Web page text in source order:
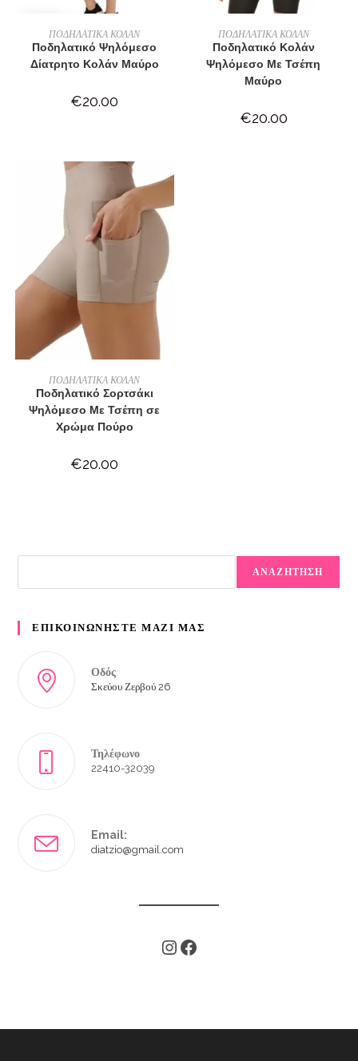
ΕΠΙΛΟΓΉ
ΠΟΔΗΛΑΤΙΚΑ ΚΟΛΑΝ
Ποδηλατικό Ψηλόμεσο
Δίατρητο Κολάν Μαύρο
€20.00
ΕΠΙΛΟΓΉ
ΠΟΔΗΛΑΤΙΚΑ ΚΟΛΑΝ
Ποδηλατικό Κολάν
Ψηλόμεσο Με Τσέπη
Μαύρο
€20.00
ΕΠΙΛΟΓΉ
ΠΟΔΗΛΑΤΙΚΑ ΚΟΛΑΝ
Ποδηλατικό Σορτσάκι
Ψηλόμεσο Με Τσέπη σε
Χρώμα Πούρο
€20.00
ΑΝΑΖΗΤΗΣΗ
ΕΠΙΚΟΙΝΩΝΗΣΤΕ ΜΑΖΙ ΜΑΣ
Οδός
Σκεύου Ζερβού 26
Τηλέφωνο
22410-32039
Email:
diatzio@gmail.com